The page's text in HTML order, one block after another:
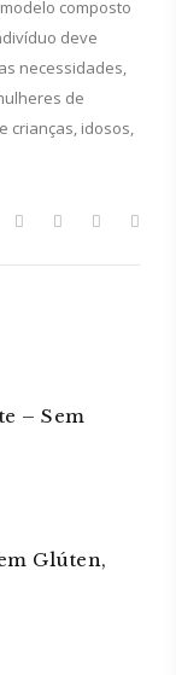
modelo composto
deve
necessidades,
de
crianças, idosos,
– Sem
Glúten,